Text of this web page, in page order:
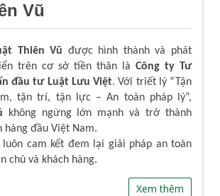
Vũ
Thiên Vũ được hình thành và phát
trên cơ sở tiền thân là Công ty Tư
đầu tư Luật Lưu Việt. Với triết lý “Tận
tận trí, tận lực – An toàn pháp lý”,
không ngừng lớn mạnh và trở thành
hàng đầu Việt Nam.
luôn cam kết đem lại giải pháp an toàn
chủ và khách hàng.
Xem thêm